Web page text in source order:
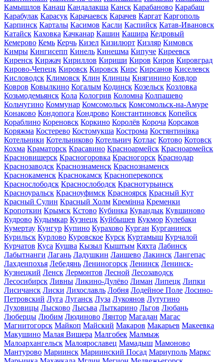
Камышлов Канаш Кандалакша Канск Карабаново Карабаш
Карабулак Карасук Карачаевск Карачев Каргат Каргополь
Карпинск Карталы Касимов Касли Каспийск Катав-Ивановск
Катайск Каховка Качканар Кашин Кашира Кедровый
Кемерово Кемь Керчь Кизел Кизилюрт Кизляр Кимовск
Кимры Кингисепп Кинель Кинешма Кипуче Киреевск
Киренск Киржач Кириллов Кириши Киров Киров Кировград
Кирово-Чепецк Кировск Кировск Кирс Кирсанов Киселевск
Кисловодск Климовск Клин Клинцы Княгинино Ковдор
Ковров Ковылкино Когалым Кодинск Козельск Козловка
Козьмодемьянск Кола Кологрив Коломна Колпашево
Кольчугино Коммунар Комсомольск Комсомольск-на-Амуре
Конаково Кондопога Кондрово Константиновск Копейск
Кораблино Кореновск Коркино Королёв Короча Корсаков
Коряжма Костерево Костомукша Кострома Костянтинівка
Котельники Котельниково Котельнич Котлас Котово Котовск
Кохма Краматорск Красавино Красноармейск Красноармейск
Красновишерск Красногоровка Красногорск Краснодар
Краснозаводск Краснознаменск Краснознаменск
Краснокаменск Краснокамск Красноперекопск
Краснослободск Краснослободск Краснотурьинск
Красноуральск Красноуфимск Красноярск Красный Кут
Красный Сулин Красный Холм Кремінна Кременки
Кропоткин Крымск Кстово Кубинка Кувандык Кувшиново
Кудрово Кудымкар Кузнецк Куйбышев Кукмор Кулебаки
Кумертау Кунгур Купино Курахово Курган Курганинск
Курильск Курлово Куровское Курск Куртамыш Курчалой
Курчатов Куса Кушва Кызыл Кыштым Кяхта Лабинск
Лабытнанги Лагань Ладушкин Лаишево Лакинск Лангепас
Лахденпохья Лебедянь Лениногорск Ленинск Ленинск-
Кузнецкий Ленск Лермонтов Лесной Лесозаводск
Лесосибирск Ливны Ликино-Дулёво Лиман Липецк Липки
Лисичанск Лиски Лихославль Лобня Лодейное Поле Лосино-
Петровский Луга Луганск Луза Лукоянов Лутугино
Луховицы Лысково Лысьва Лыткарино Льгов Любань
Люберцы Любим Людиново Лянтор Магадан Магас
Магнитогорск Майкоп Майский Макаров Макарьев Макеевка
Макушино Малая Вишера Малгобек Малмыж
Малоархангельск Малоярославец Мамадыш Мамоново
Мантурово Мариинск Мариинский Посад Мариуполь Маркс